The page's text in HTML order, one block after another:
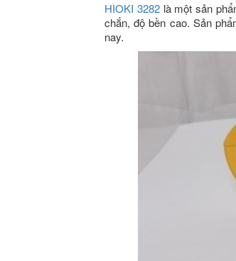
HIOKI 3282là một sản
chắn, độ bền cao. Sản
nay.